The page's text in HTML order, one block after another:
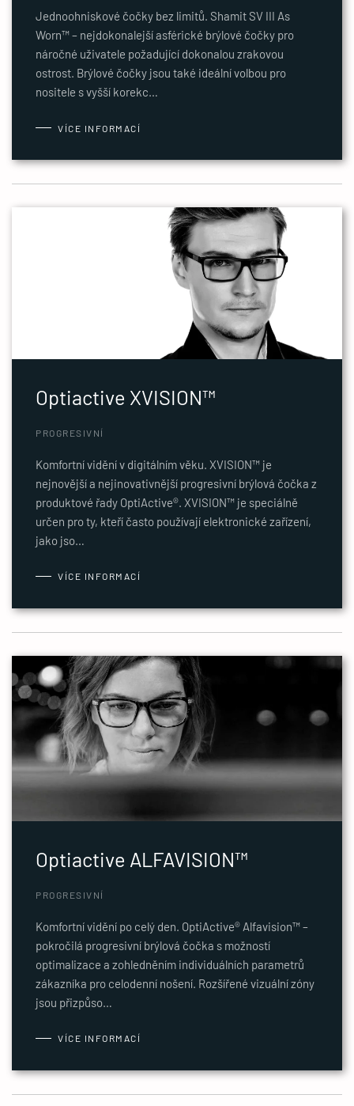
Jednoohniskové čočky bez limitů. Shamit SV III As
Worn™ – nejdokonalejší asférické brýlové čočky pro
náročné uživatele požadující dokonalou zrakovou
ostrost. Brýlové čočky jsou také ideální volbou pro
nositele s vyšší korekc…
VÍCE INFORMACÍ
Optiactive XVISION™
PROGRESIVNÍ
Komfortní vidění v digitálním věku. XVISION™ je
nejnovější a nejinovativnější progresivní brýlová čočka z
produktové řady OptiActive®. XVISION™ je speciálně
určen pro ty, kteří často používají elektronické zařízení,
jako jso…
VÍCE INFORMACÍ
Optiactive ALFAVISION™
PROGRESIVNÍ
Komfortní vidění po celý den. OptiActive® Alfavision™ –
pokročilá progresivní brýlová čočka s možností
optimalizace a zohledněním individuálních parametrů
zákazníka pro celodenní nošení. Rozšířené vizuální zóny
jsou přizpůso…
VÍCE INFORMACÍ